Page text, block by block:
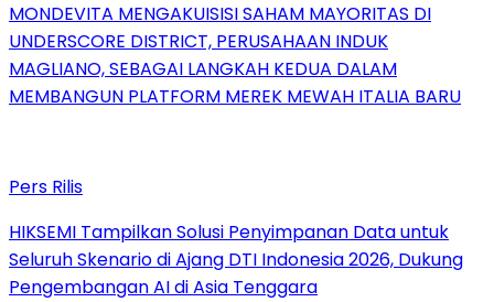
MONDEVITA MENGAKUISISI SAHAM MAYORITAS DI
UNDERSCORE DISTRICT, PERUSAHAAN INDUK
MAGLIANO, SEBAGAI LANGKAH KEDUA DALAM
MEMBANGUN PLATFORM MEREK MEWAH ITALIA BARU
Pers Rilis
HIKSEMI Tampilkan Solusi Penyimpanan Data untuk
Seluruh Skenario di Ajang DTI Indonesia 2026, Dukung
Pengembangan AI di Asia Tenggara